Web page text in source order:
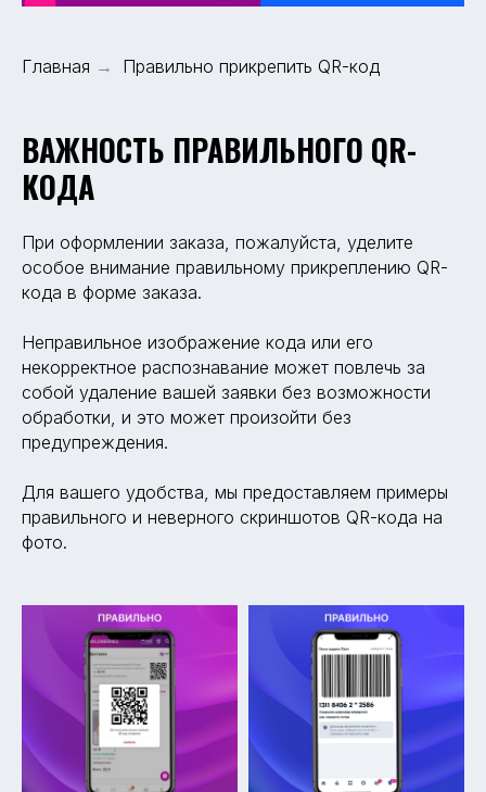
Главная → Правильно прикрепить QR-код
ВАЖНОСТЬ ПРАВИЛЬНОГО QR-
КОДА
При оформлении заказа, пожалуйста, уделите
особое внимание правильному прикреплению QR-
кода в форме заказа.
Неправильное изображение кода или его
некорректное распознавание может повлечь за
собой удаление вашей заявки без возможности
обработки, и это может произойти без
предупреждения.
Для вашего удобства, мы предоставляем примеры
правильного и неверного скриншотов QR-кода на
фото.